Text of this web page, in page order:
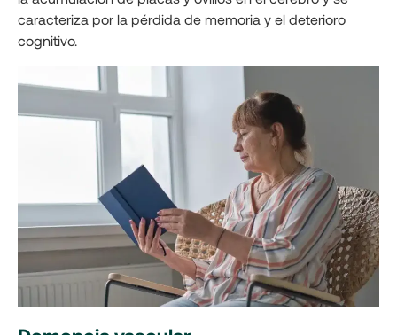
caracteriza por la pérdida de memoria y el deterioro
cognitivo.